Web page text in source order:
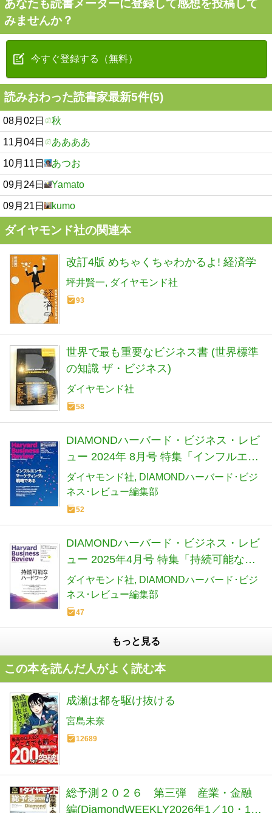
あなたも読書メーターに登録して感想を投稿して
みませんか？
今すぐ登録する（無料）
読みおわった読書家最新5件(5)
08月02日 秋
11月04日 ああああ
10月11日 あつお
09月24日 Yamato
09月21日 kumo
ダイヤモンド社の関連本
改訂4版 めちゃくちゃわかるよ! 経済学
坪井賢一 ダイヤモンド社
93
世界で最も重要なビジネス書 (世界標準
の知識 ザ・ビジネス)
ダイヤモンド社
58
DIAMONDハーバード・ビジネス・レビ
ュー 2024年 8月号 特集「インフルエン
サーマーケティングは戦略である」[雑
誌]
ダイヤモンド社
DIAMONDハーバード･ビジ
ネス･レビュー編集部
52
DIAMONDハーバード・ビジネス・レビ
ュー 2025年4月号 特集「持続可能なハ
ードワーク」[雑誌]
ダイヤモンド社
DIAMONDハーバード･ビジ
ネス･レビュー編集部
47
もっと見る
この本を読んだ人がよく読む本
成瀬は都を駆け抜ける
宮島未奈
12689
総予測２０２６ 第三弾 産業・金融
編(DiamondWEEKLY2026年1／10・17